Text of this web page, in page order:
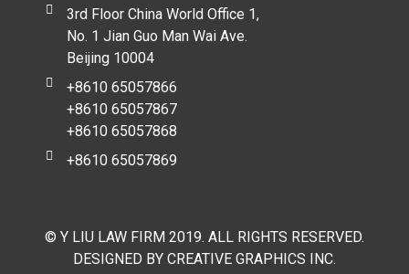
3rd Floor China World Office 1,
No. 1 Jian Guo Man Wai Ave.
Beijing 10004
+8610 65057866
+8610 65057867
+8610 65057868
+8610 65057869
© Y LIU LAW FIRM 2019. ALL RIGHTS RESERVED.
DESIGNED BY CREATIVE GRAPHICS INC.